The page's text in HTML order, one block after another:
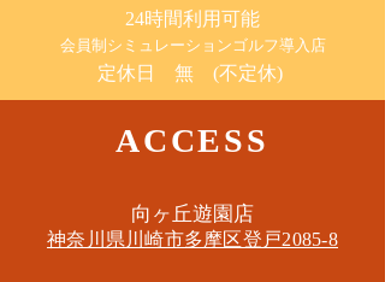
24時間利用可能
​会員制シミュレーションゴルフ導入店
定休日 無 (不定休)
ACCESS
​向ヶ丘遊園店
神奈川県川崎市多摩区​登戸2085-8